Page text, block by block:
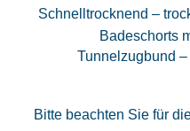
Schnelltrocknend –
Badeschorts
Tunnelzugbund –
Bitte beachten Sie für